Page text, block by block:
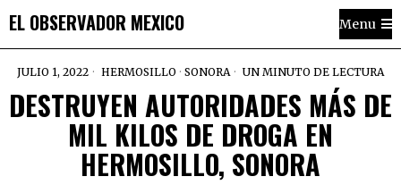
EL OBSERVADOR MEXICO Menu
JULIO 1, 2022 HERMOSILLO · SONORA UN MINUTO DE LECTURA
DESTRUYEN AUTORIDADES MÁS DE
MIL KILOS DE DROGA EN
HERMOSILLO, SONORA